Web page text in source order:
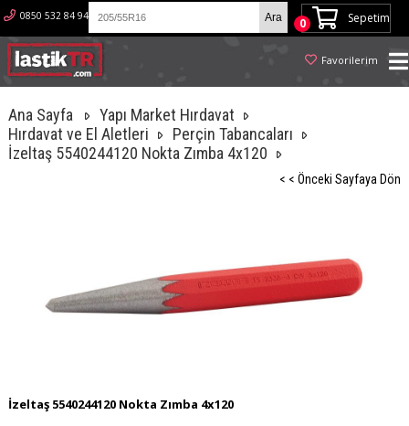
Sepetim
0
Favorilerim
0850 532 84 94
Ana Sayfa
Yapı Market Hırdavat
Hırdavat ve El Aletleri
Perçin Tabancaları
İzeltaş 5540244120 Nokta Zımba 4x120
< < Önceki Sayfaya Dön
İzeltaş 5540244120 Nokta Zımba 4x120